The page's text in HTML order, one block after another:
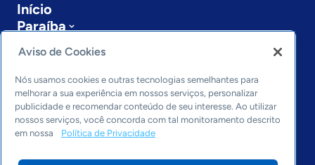
Início
Paraíba
Sobre a ASN
Últimas notícias
Entre em contato
Editorias
Economia & Política
Inovação & Tecnologia
Cultura empreendedora
Aviso de Cookies
Nós usamos cookies e outras tecnologias semelhantes para
melhorar a sua experiência em nossos serviços, personalizar
publicidade e recomendar conteúdo de seu interesse. Ao utilizar
nossos serviços, você concorda com tal monitoramento descrito
em nossa
Política de Privacidade